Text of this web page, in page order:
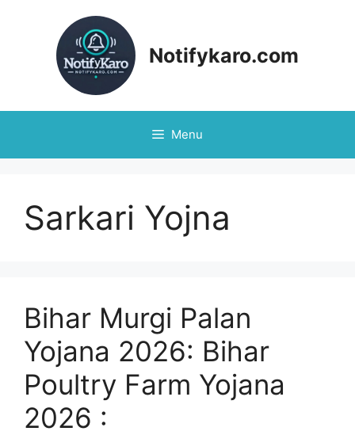
Notifykaro.com
Menu
Sarkari Yojna
Bihar Murgi Palan
Yojana 2026: Bihar
Poultry Farm Yojana
2026 :